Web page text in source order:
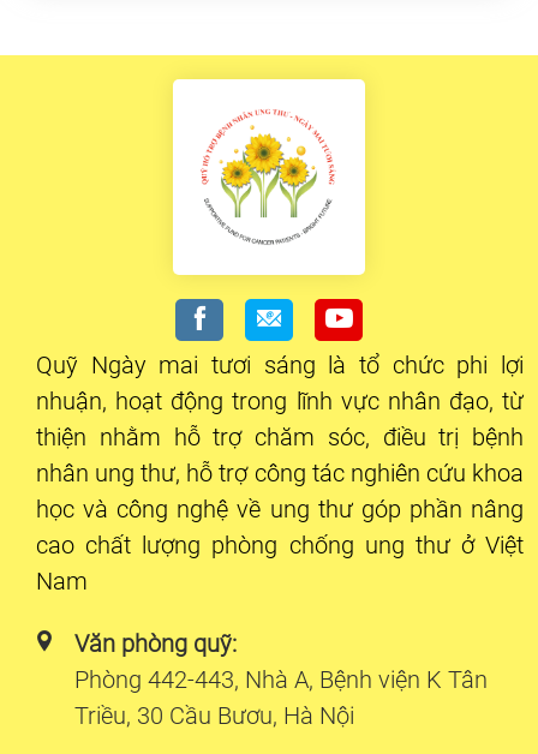
Quỹ Ngày mai tươi sáng là tổ chức phi lợi
nhuận, hoạt động trong lĩnh vực nhân đạo, từ
thiện nhằm hỗ trợ chăm sóc, điều trị bệnh
nhân ung thư, hỗ trợ công tác nghiên cứu khoa
học và công nghệ về ung thư góp phần nâng
cao chất lượng phòng chống ung thư ở Việt
Nam
Văn phòng quỹ:
Phòng 442-443, Nhà A, Bệnh viện K Tân
Triều, 30 Cầu Bươu, Hà Nội